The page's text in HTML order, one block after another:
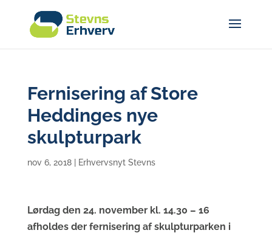
Fernisering af Store
Heddinges nye
skulpturpark
nov 6, 2018| Erhvervsnyt Stevns
Lørdag den 24. november kl. 14.30 – 16
afholdes der fernisering af skulpturparken i